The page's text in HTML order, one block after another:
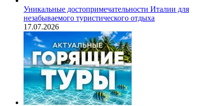
Уникальные достопримечательности Италии для
незабываемого туристического отдыха
17.07.2026